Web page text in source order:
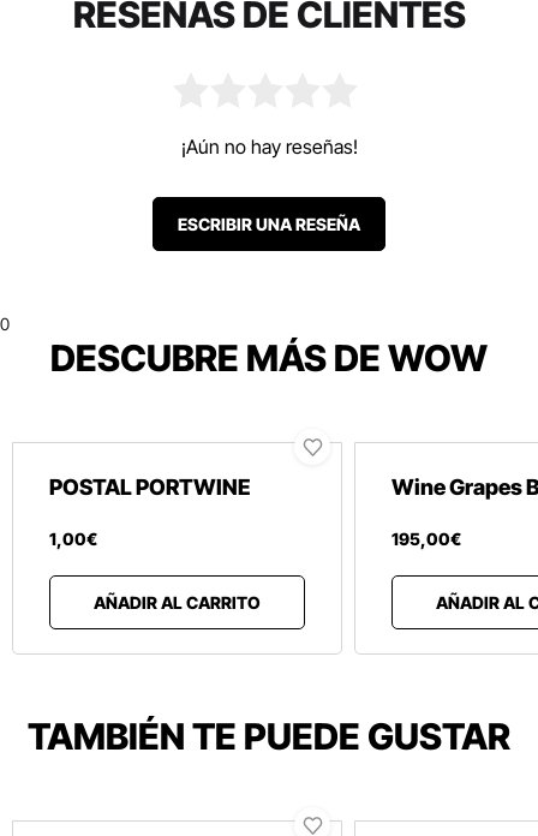
RESEÑAS DE CLIENTES
¡Aún no hay reseñas!
ESCRIBIR UNA RESEÑA
0
DESCUBRE MÁS DE WOW
POSTAL PORTWINE
1,00€
AÑADIR AL CARRITO
Wine Grapes
195,00€
AÑADIR AL
TAMBIÉN TE PUEDE GUSTAR